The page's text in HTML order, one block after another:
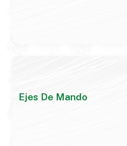
Ejes De Mando